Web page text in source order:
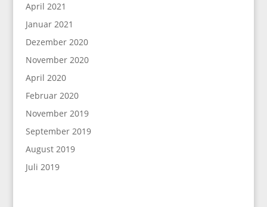
April 2021
Januar 2021
Dezember 2020
November 2020
April 2020
Februar 2020
November 2019
September 2019
August 2019
Juli 2019